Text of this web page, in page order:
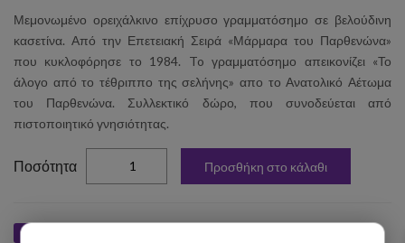
Μεμονωμένο ορειχάλκινο επίχρυσο γραμματόσημο σε βελούδινη
κασετίνα. Από την Επετειακή Σειρά «Μάρμαρα του Παρθενώνα»
που κυκλοφόρησε το 1984. To γραμματόσημο απεικονίζει «Το
άλογο από το τέθριππο της σελήνης» απο το Ανατολικό Αέτωμα
του Παρθενώνα. Συλλεκτικό δώρο, που συνοδεύεται από
πιστοποιητικό γνησιότητας.
Ποσότητα Προσθήκη στο κάλαθι